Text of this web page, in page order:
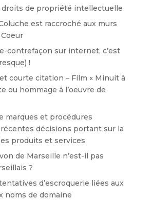
droits de propriété intellectuelle
est raccroché aux murs
contrefaçon sur internet, c’est
!
courte citation – Film « Minuit à
ou hommage à l’oeuvre de
marques et procédures
décisions portant sur la
produits et services
de Marseille n’est-il pas
?
d’escroquerie liées aux
noms de domaine